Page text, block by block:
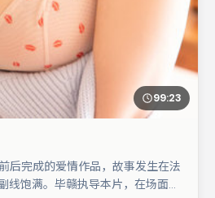
99:23
后完成的爱情作品，故事发生在法
线饱满。毕赣执导本片，在场面调